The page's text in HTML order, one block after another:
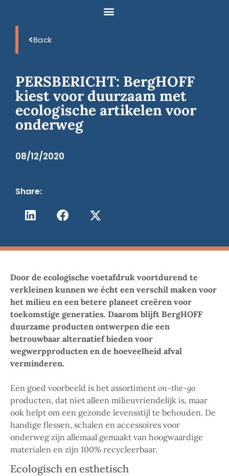
Back
PERSBERICHT: BergHOFF
kiest voor duurzaam met
ecologische artikelen voor
onderweg
08/12/2020
Share:
Door de ecologische voetafdruk voortdurend te
verkleinen kunnen we écht een verschil maken voor
het milieu en een betere planeet creëren voor
toekomstige generaties. Daarom blijft BergHOFF
duurzame producten ontwerpen die een
betrouwbaar alternatief bieden voor
wegwerpproducten en de hoeveelheid afval
verminderen.
Een goed voorbeeld is het assortiment on-the-go
producten, dat niet alleen milieuvriendelijk is, maar
ook helpt om een gezonde levensstijl te behouden. De
handige flessen, schalen en accessoires voor
onderweg zijn allemaal gemaakt van hoogwaardige
materialen en zijn 100% recycleerbaar.
Ecologisch en esthetisch